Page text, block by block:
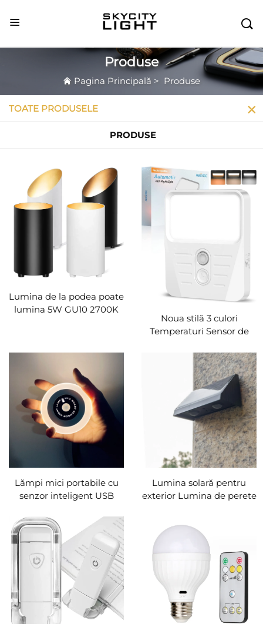

Produse
Pagina Principală > Produse
TOATE PRODUSELE
PRODUSE
Lumina de la podea poate
lumina 5W GU10 2700K
Noua stilă 3 culori
Temperaturi Sensor de
noapte USB Reîncărcabilă
Magnetic Lampa de
noapte de perete sub
lumini de cabinet Led
Lămpi mici portabile cu
senzor inteligent USB
senzor inteligent Lumina
de noapte pentru
cabinetul de intrare
dormitor
Lumina solară pentru
exterior Lumina de perete
perete pentru curte
exterioră Decorațiunea
casei de lux exterioră
Lumina de perete de
grădină Lumina de spalat